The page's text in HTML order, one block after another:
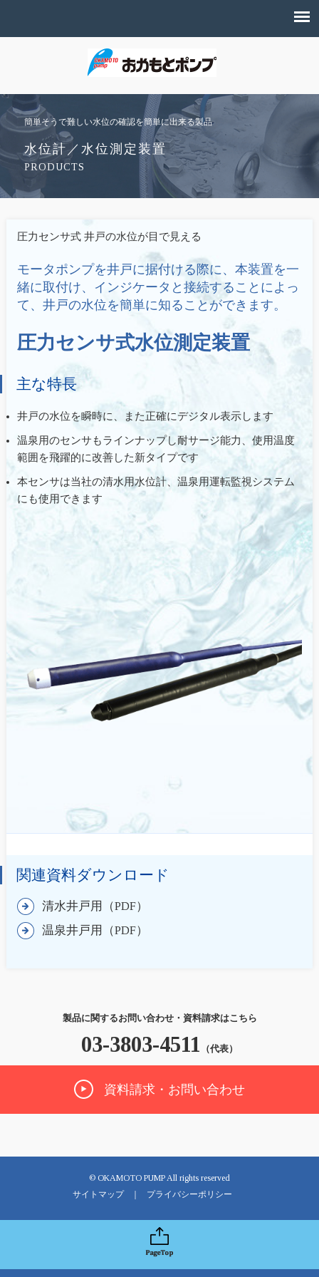
簡単そうで難しい水位の確認を簡単に出来る製品
水位計／水位測定装置
PRODUCTS
圧力センサ式井戸の水位が目で見える
モータポンプを井戸に据付ける際に、本装置を一
緒に取付け、インジケータと接続することによっ
て、井戸の水位を簡単に知ることができます。
圧力センサ式水位測定装置
主な特長
井戸の水位を瞬時に、また正確にデジタル表示します
温泉用のセンサもラインナップし耐サージ能力、使用温度
範囲を飛躍的に改善した新タイプです
本センサは当社の清水用水位計、温泉用運転監視システム
にも使用できます
関連資料ダウンロード
清水井戸用（PDF）
温泉井戸用（PDF）
製品に関するお問い合わせ・資料請求はこちら
03-3803-4511 （代表）
資料請求・お問い合わせ
© OKAMOTO PUMP All rights reserved
サイトマップ
プライバシーポリシー